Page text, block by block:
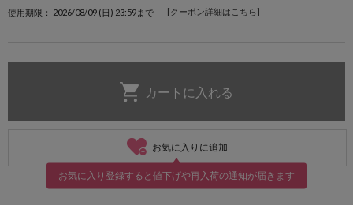
使用期限： 2026/08/09 (日) 23:59まで [クーポン詳細はこちら]
お気に入りに追加
お気に入り登録すると値下げや再入荷の通知が届きます